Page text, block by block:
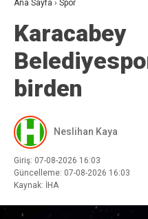
Ana Sayfa › Spor
Karacabey
birden
Neslihan Kaya
Giriş: 07-08-2026 16:03
Güncelleme: 07-08-2026 16:03
Kaynak: İHA